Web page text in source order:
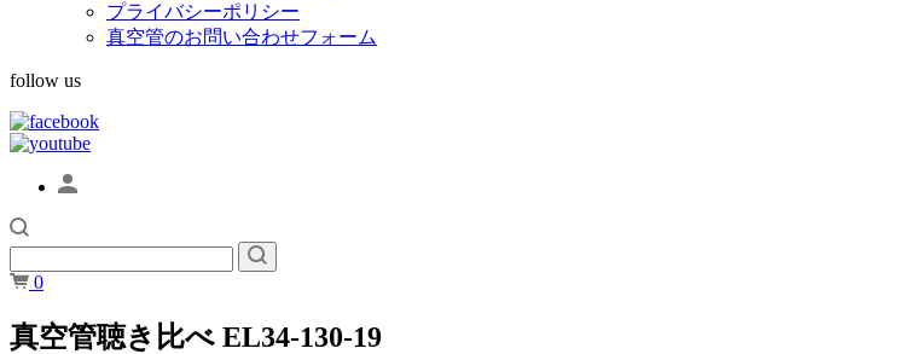
プライバシーポリシー
真空管のお問い合わせフォーム
follow us
0
真空管聴き比べ EL34-130-19